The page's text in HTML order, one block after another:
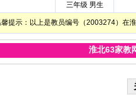
三年级 男生
提示：以上是教员编号（2003274）在
淮北63家教